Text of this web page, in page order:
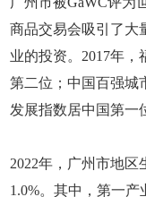
商品交易会吸引了大
业的投资。2017年
第二位；中国百强城
发展指数居中国第一
2022年，广州市地区
1.0%。其中，第一产